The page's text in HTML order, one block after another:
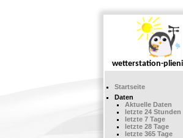
Startseite
Daten
Aktuelle Daten
letzte 24 Stunden
letzte 7 Tage
letzte 28 Tage
letzte 365 Tage